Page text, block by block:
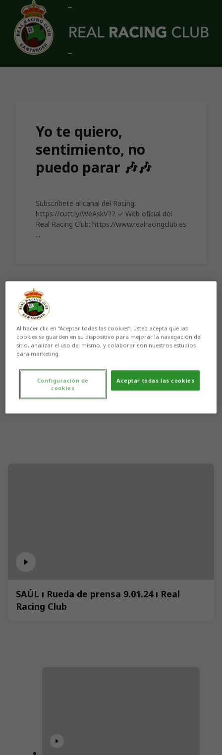
Skip to main content
Yo te quiero,
sentimiento, no
puedo parar 🎶🎶
Subscríbete al canal del Racing:
https://cutt.ly/WeAskV22 ✓ Web oficial del
Real Racing Club: https://www.realracingclub.es
...
Aún no hay reacciones. ¡Sé el primero!
SAÚL ı Rueda de prensa 9.01.24 ı Real
Racing Club
Al hacer clic en “Aceptar todas las cookies”, usted acepta que las
cookies se guarden en su dispositivo para mejorar la navegación del
sitio, analizar el uso del mismo, y colaborar con nuestros estudios
para marketing.
Aceptar todas las cookies
Configuración de
cookies